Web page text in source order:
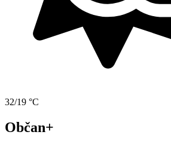
32/19 °C
Občan+